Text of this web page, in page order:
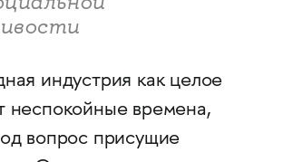
индустрия как целое
неспокойные времена,
вопрос присущие